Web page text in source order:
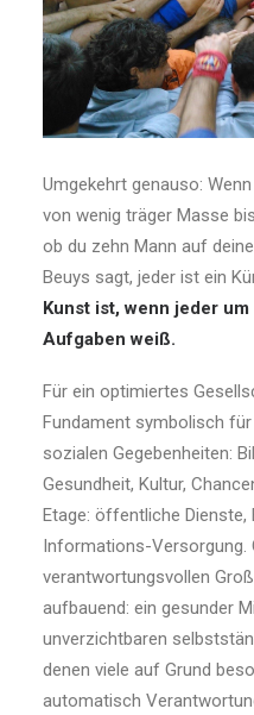
Umgekehrt genauso:
von wenig träger Masse
ob du zehn Mann auf
Beuys sagt, jeder ist ein
Kunst ist, wenn jeder
Aufgaben weiß.
Für ein optimiertes
Fundament symbolisch
sozialen Gegebenheiten:
Gesundheit, Kultur,
Etage: öffentliche Dienste,
Informations-Versorgung.
verantwortungsvollen
aufbauend: ein gesunder
unverzichtbaren
denen viele auf Grund
automatisch